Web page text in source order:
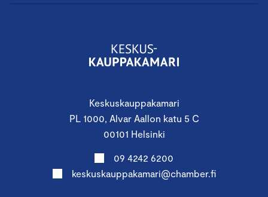
Keskuskauppakamari
PL 1000, Alvar Aallon katu 5 C
00101 Helsinki
09 4242 6200
keskuskauppakamari@chamber.fi